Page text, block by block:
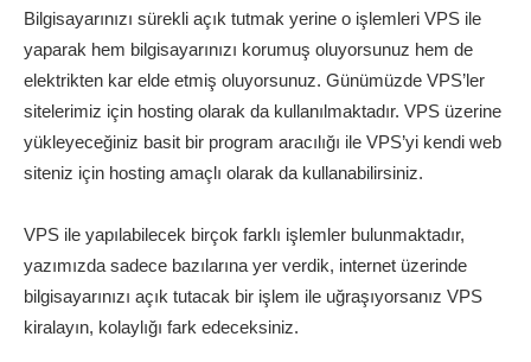
Bilgisayarınızı sürekli açık tutmak yerine o işlemleri VPS ile
yaparak hem bilgisayarınızı korumuş oluyorsunuz hem de
elektrikten kar elde etmiş oluyorsunuz. Günümüzde VPS’ler
sitelerimiz için hosting olarak da kullanılmaktadır. VPS üzerine
yükleyeceğiniz basit bir program aracılığı ile VPS’yi kendi web
siteniz için hosting amaçlı olarak da kullanabilirsiniz.
VPS ile yapılabilecek birçok farklı işlemler bulunmaktadır,
yazımızda sadece bazılarına yer verdik, internet üzerinde
bilgisayarınızı açık tutacak bir işlem ile uğraşıyorsanız VPS
kiralayın, kolaylığı fark edeceksiniz.